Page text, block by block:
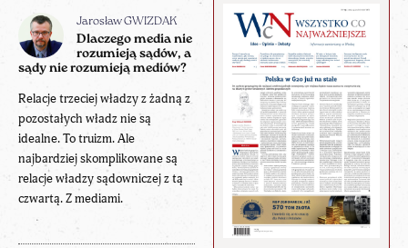
Jarosław GWIZDAK
Dlaczego media nie
rozumieją sądów, a
sądy nie rozumieją mediów?
Relacje trzeciej władzy z żadną z
pozostałych władz nie są
idealne. To truizm. Ale
najbardziej skomplikowane są
relacje władzy sądowniczej z tą
czwartą. Z mediami.